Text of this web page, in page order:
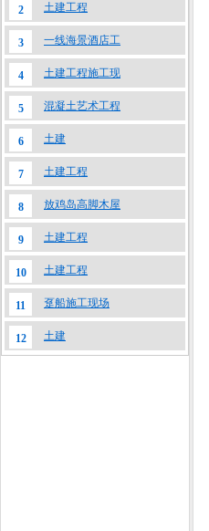
2 土建工程
3 一线海景酒店工
4 土建工程施工现
5 混凝土艺术工程
6 土建
7 土建工程
8 放鸡岛高脚木屋
9 土建工程
10 土建工程
11 趸船施工现场
12 土建